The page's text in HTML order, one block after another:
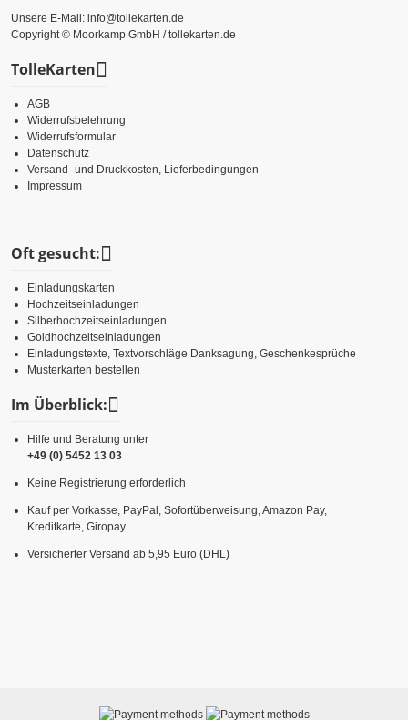
Unsere E-Mail: info@tollekarten.de
Copyright © Moorkamp GmbH / tollekarten.de
TolleKarten
AGB
Widerrufsbelehrung
Widerrufsformular
Datenschutz
Versand- und Druckkosten, Lieferbedingungen
Impressum
Oft gesucht:
Einladungskarten
Hochzeitseinladungen
Silberhochzeitseinladungen
Goldhochzeitseinladungen
Einladungstexte, Textvorschläge Danksagung, Geschenkesprüche
Musterkarten bestellen
Im Überblick:
Hilfe und Beratung unter
+49 (0) 5452 13 03
Keine Registrierung erforderlich
Kauf per Vorkasse, PayPal, Sofortüberweisung, Amazon Pay,
Kreditkarte, Giropay
Versicherter Versand ab 5,95 Euro (DHL)